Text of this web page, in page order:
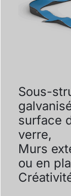
Sous-
surface
verre,
Murs
ou en